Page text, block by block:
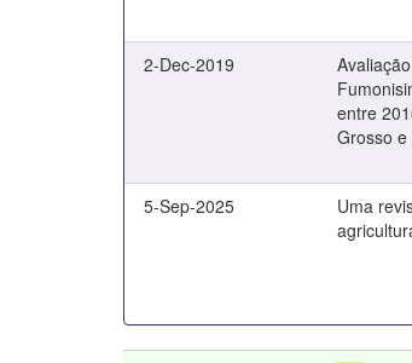
2-Dec-2019
entre
Grosso
5-Sep-2025
Uma